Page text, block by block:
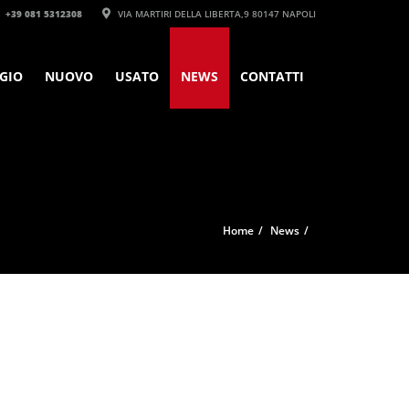
+39 081 5312308‬ VIA MARTIRI DELLA LIBERTA,9 80147 NAPOLI
NUOVO USATO NEWS CONTATTI
Home News